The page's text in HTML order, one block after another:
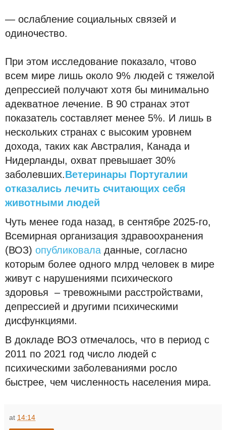
— ослабление социальных связей и
одиночество.
При этом исследование показало, чтово
всем мире лишь около 9% людей с тяжелой
депрессией получают хотя бы минимально
адекватное лечение. В 90 странах этот
показатель составляет менее 5%. И лишь в
нескольких странах с высоким уровнем
дохода, таких как Австралия, Канада и
Нидерланды, охват превышает 30%
заболевших.Ветеринары Португалии
отказались лечить считающих себя
животными людей
Чуть менее года назад, в сентябре 2025-го,
Всемирная организация здравоохранения
(ВОЗ) опубликовала данные, согласно
которым более одного млрд человек в мире
живут с нарушениями психического
здоровья – тревожными расстройствами,
депрессией и другими психическими
дисфункциями.
В докладе ВОЗ отмечалось, что в период с
2011 по 2021 год число людей с
психическими заболеваниями росло
быстрее, чем численность населения мира.
at 14:14